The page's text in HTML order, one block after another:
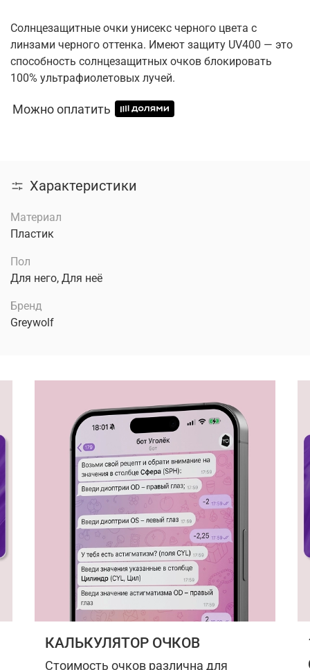
Солнцезащитные очки унисекс черного цвета с
линзами черного оттенка. Имеют защиту UV400 — это
способность солнцезащитных очков блокировать
100% ультрафиолетовых лучей.
Можно оплатить
Характеристики
Материал
Пластик
Пол
Для него, Для неё
Бренд
Greywolf
КАЛЬКУЛЯТОР ОЧКОВ
Стоимость очков различна для